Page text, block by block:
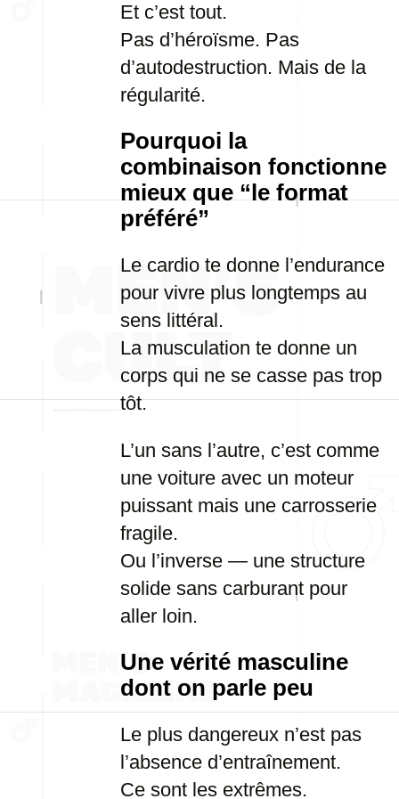
Et c’est tout.
Pas d’héroïsme. Pas
d’autodestruction. Mais de la
régularité.
Pourquoi la
combinaison fonctionne
mieux que “le format
préféré”
Le cardio te donne l’endurance
pour vivre plus longtemps au
sens littéral.
La musculation te donne un
corps qui ne se casse pas trop
tôt.
L’un sans l’autre, c’est comme
une voiture avec un moteur
puissant mais une carrosserie
fragile.
Ou l’inverse — une structure
solide sans carburant pour
aller loin.
Une vérité masculine
dont on parle peu
Le plus dangereux n’est pas
l’absence d’entraînement.
Ce sont les extrêmes.